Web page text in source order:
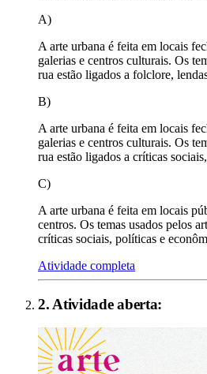
A)
A arte urbana é feita em locais
galerias e centros culturais. Os
rua estão ligados a folclore,
B)
A arte urbana é feita em locais
galerias e centros culturais. Os
rua estão ligados a críticas
C)
A arte urbana é feita em locais
centros. Os temas usados pelos
críticas sociais, políticas e
Atividade completa
2. Atividade aberta: